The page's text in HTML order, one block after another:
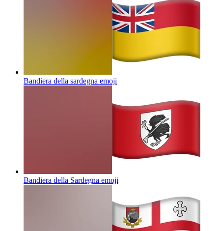
Bandiera della sardegna emoji
Bandiera della Sardegna emoji